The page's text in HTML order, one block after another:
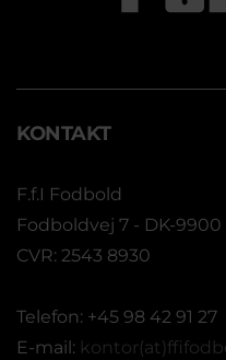
KONTAKT
F.f.I Fodbold
Fodboldvej 7 - DK-
CVR: 2543 8930
Telefon: +45 98 42 91 27
E-mail: